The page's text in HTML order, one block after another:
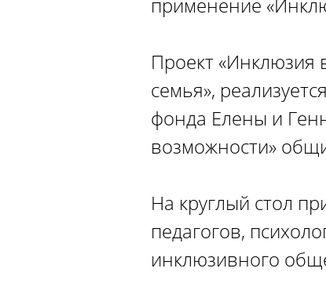
Проект «Инклюзия
семья»,
фонда Елены и
возможности»
На круглый стол
педагогов,
инклюзивного